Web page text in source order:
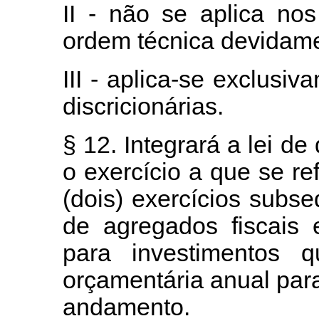
II - não se aplica
ordem técnica
III - aplica-se
discricionárias.
§ 12. Integrará a lei de
o exercício a que se
(dois) exercícios
de agregados fiscais
para investimentos
orçamentária anual
andamento.